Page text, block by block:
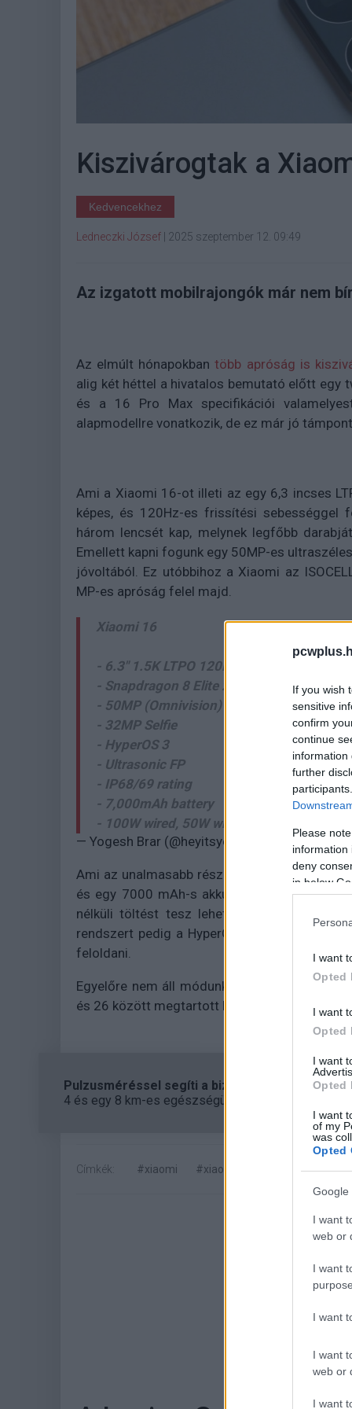
If you wish
sensitive
confirm
continue
information
further
Please
information
deny
in below
I want
Opted
I want
Opted
I want
Opted
I want
of my
was
Opted
Google
I want
web or
I want
I want
I want
web or
I want
Kiszivárogtak a
Kedvencekhez
Ledneczki József 2025 szeptember 12. 09:49
Az izgatott mobilrajongók már nem
Az elmúlt hónapokbantöbb apróság is
alig két héttel a hivatalos bemutató előtt egy
és a 16 Pro Max specifikációi
alapmodellre vonatkozik, de ez már jó
Ami a Xiaomi 16-ot illeti az egy 6,3 incses
képes, és 120Hz-es frissítési sebességgel
három lencsét kap, melynek legfőbb
Emellett kapni fogunk egy 50MP-es
jóvoltából. Ez utóbbihoz a Xiaomi az
MP-es apróság felel majd.
Xiaomi 16
- 6.3" 1.5K LTPO 120Hz panel
- Snapdragon 8 Elite 2 / 8 Elite Gen 5
- 50MP (Omnivision) + 50MP UW + 50MP
- 32MP Selfie
- HyperOS 3
- Ultrasonic FP
- IP68/69 rating
- 7,000mAh battery
- 100W wired, 50W wireless charging
— Yogesh Brar (@heyitsyogesh)
September
Ami az unalmasabb részleteket illeti, a
és egy 7000 mAh-s akkumulátor dolgoznak
nélküli töltést tesz lehetővé. Maga a ház
rendszert pedig a HyperOS 3 fogja
feloldani.
Egyelőre nem áll módunkban megerősíteni
és 26 között megtartott bemutató után
Pulzusméréssel segíti a biztonságos mozgást
4 és egy 8 km-es egészségügyi tanösvény nyílt
Címkék: #xiaomi #xiaomi 16 #okostelefon